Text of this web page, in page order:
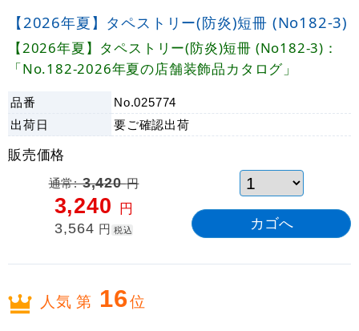
【2026年夏】タペストリー(防炎)短冊 (No182-3)
【2026年夏】タペストリー(防炎)短冊 (No182-3)：
「No.182-2026年夏の店舗装飾品カタログ」
品番 No.025774
出荷日 要ご確認出荷
販売価格
通常:3,420円
3,240 円
3,564 円 税込
人気 第 16位